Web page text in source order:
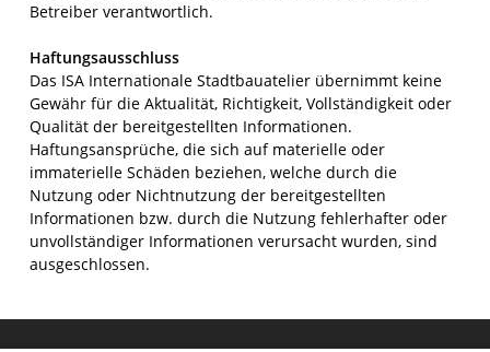
Betreiber verantwortlich.
Haftungsausschluss
Das ISA Internationale Stadtbauatelier übernimmt keine
Gewähr für die Aktualität, Richtigkeit, Vollständigkeit oder
Qualität der bereitgestellten Informationen.
Haftungsansprüche, die sich auf materielle oder
immaterielle Schäden beziehen, welche durch die
Nutzung oder Nichtnutzung der bereitgestellten
Informationen bzw. durch die Nutzung fehlerhafter oder
unvollständiger Informationen verursacht wurden, sind
ausgeschlossen.